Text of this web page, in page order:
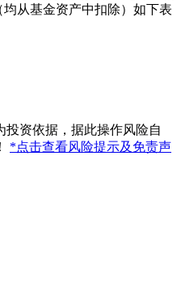
从基金资产中扣除）如下表
投资依据，据此操作风险自
*点击查看风险提示及免责声